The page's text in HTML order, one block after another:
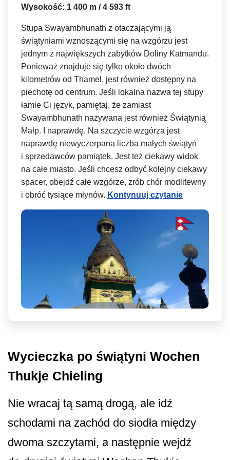
Wysokość: 1 400 m / 4 593 ft
Stupa Swayambhunath z otaczającymi ją
świątyniami wznoszącymi się na wzgórzu jest
jednym z największych zabytków Doliny Katmandu.
Ponieważ znajduje się tylko około dwóch
kilometrów od Thamel, jest również dostępny na
piechotę od centrum. Jeśli lokalna nazwa tej stupy
łamie Ci język, pamiętaj, że zamiast
Swayambhunath nazywana jest również Świątynią
Małp. I naprawdę. Na szczycie wzgórza jest
naprawdę niewyczerpana liczba małych świątyń
i sprzedawców pamiątek. Jest też ciekawy widok
na całe miasto. Jeśli chcesz odbyć kolejny ciekawy
spacer, obejdź całe wzgórze, zrób chór modlitewny
i obróć tysiące młynów. Kontynuuj czytanie
Wycieczka po świątyni Wochen
Thukje Chieling
Nie wracaj tą samą drogą, ale idź
schodami na zachód do siodła między
dwoma szczytami, a następnie wejdź